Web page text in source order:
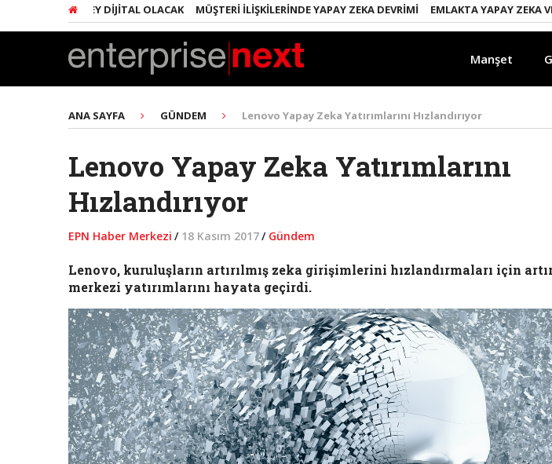
HER ŞEY DIJITAL OLACAK MÜŞTERI İLIŞKILERINDE YAPAY ZEKA DEVRIMI EMLAKTA YAPAY ZEKA VE
Manşet
ANA SAYFA GÜNDEM Lenovo Yapay Zeka Yatırımlarını Hızlandırıyor
Lenovo Yapay Zeka Yatırımlarını
Hızlandırıyor
EPN Haber Merkezi / 18 Kasım 2017/ Gündem
Lenovo, kuruluşların artırılmış zeka girişimlerini hızlandırmaları için
merkezi yatırımlarını hayata geçirdi.